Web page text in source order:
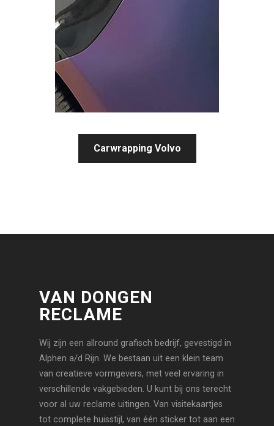
Carwrapping Volvo
VAN DONGEN
RECLAME
Wij zijn een allround grafisch bedrijf, gevestigd in
Alphen a/d Rijn. We bestaan uit een klein team
van creatieve vormgevers, met veel ervaring in
verschillende vakgebieden. U kunt bij ons terecht
voor al uw reclame uitingen. Van visitekaartjes
tot complete huisstijl, van één sticker tot aan een